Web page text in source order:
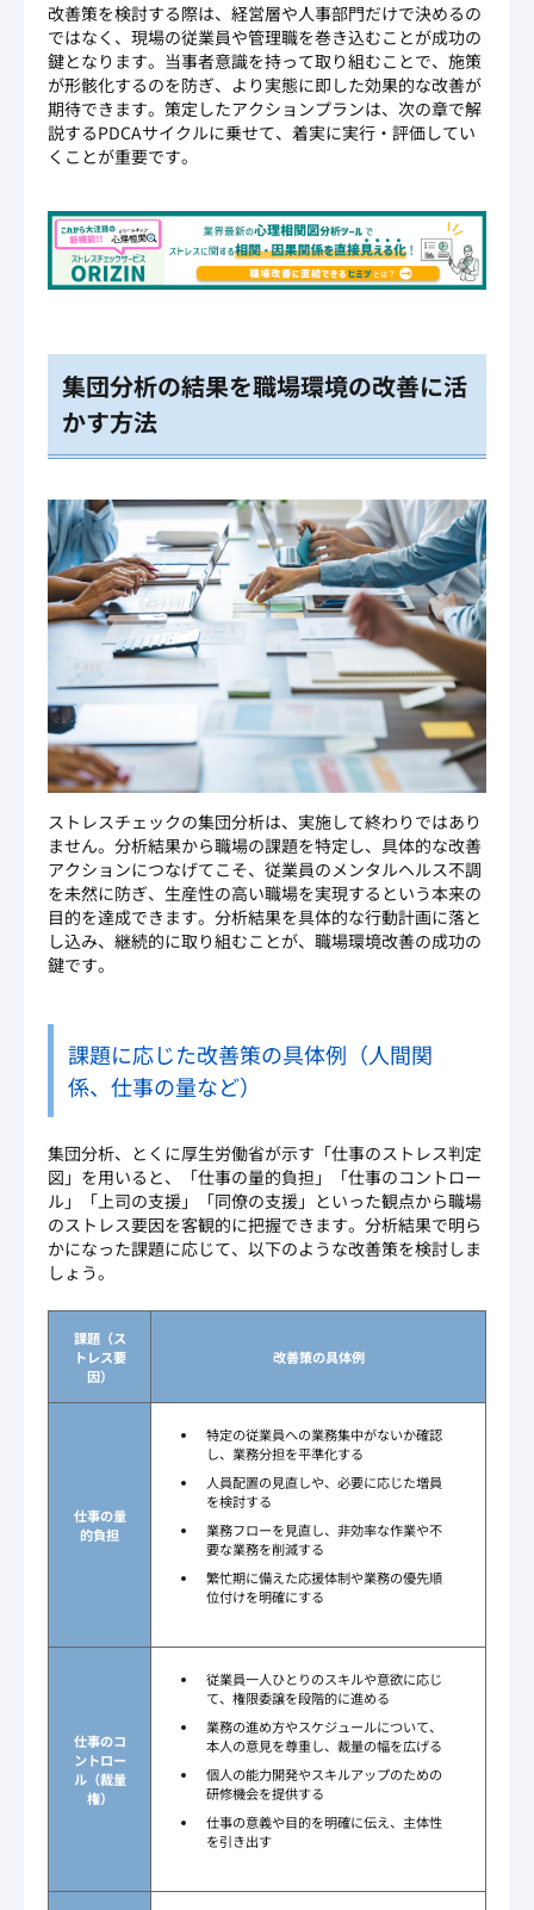
改善策を検討する際は、経営層や人事部門だけで決めるの
ではなく、現場の従業員や管理職を巻き込むことが成功の
鍵となります。当事者意識を持って取り組むことで、施策
が形骸化するのを防ぎ、より実態に即した効果的な改善が
期待できます。策定したアクションプランは、次の章で解
説するPDCAサイクルに乗せて、着実に実行・評価してい
くことが重要です。
集団分析の結果を職場環境の改善に活
かす方法
ストレスチェックの集団分析は、実施して終わりではあり
ません。分析結果から職場の課題を特定し、具体的な改善
アクションにつなげてこそ、従業員のメンタルヘルス不調
を未然に防ぎ、生産性の高い職場を実現するという本来の
目的を達成できます。分析結果を具体的な行動計画に落と
し込み、継続的に取り組むことが、職場環境改善の成功の
鍵です。
課題に応じた改善策の具体例（人間関
係、仕事の量など）
集団分析、とくに厚生労働省が示す「仕事のストレス判定
図」を用いると、「仕事の量的負担」「仕事のコントロー
ル」「上司の支援」「同僚の支援」といった観点から職場
のストレス要因を客観的に把握できます。分析結果で明ら
かになった課題に応じて、以下のような改善策を検討しま
しょう。
課題（ス
トレス要
因）
改善策の具体例
仕事の量
的負担
特定の従業員への業務集中がないか確認
し、業務分担を平準化する
人員配置の見直しや、必要に応じた増員
を検討する
業務フローを見直し、非効率な作業や不
要な業務を削減する
繁忙期に備えた応援体制や業務の優先順
位付けを明確にする
仕事のコ
ントロー
ル（裁量
権）
従業員一人ひとりのスキルや意欲に応じ
て、権限委譲を段階的に進める
業務の進め方やスケジュールについて、
本人の意見を尊重し、裁量の幅を広げる
個人の能力開発やスキルアップのための
研修機会を提供する
仕事の意義や目的を明確に伝え、主体性
を引き出す